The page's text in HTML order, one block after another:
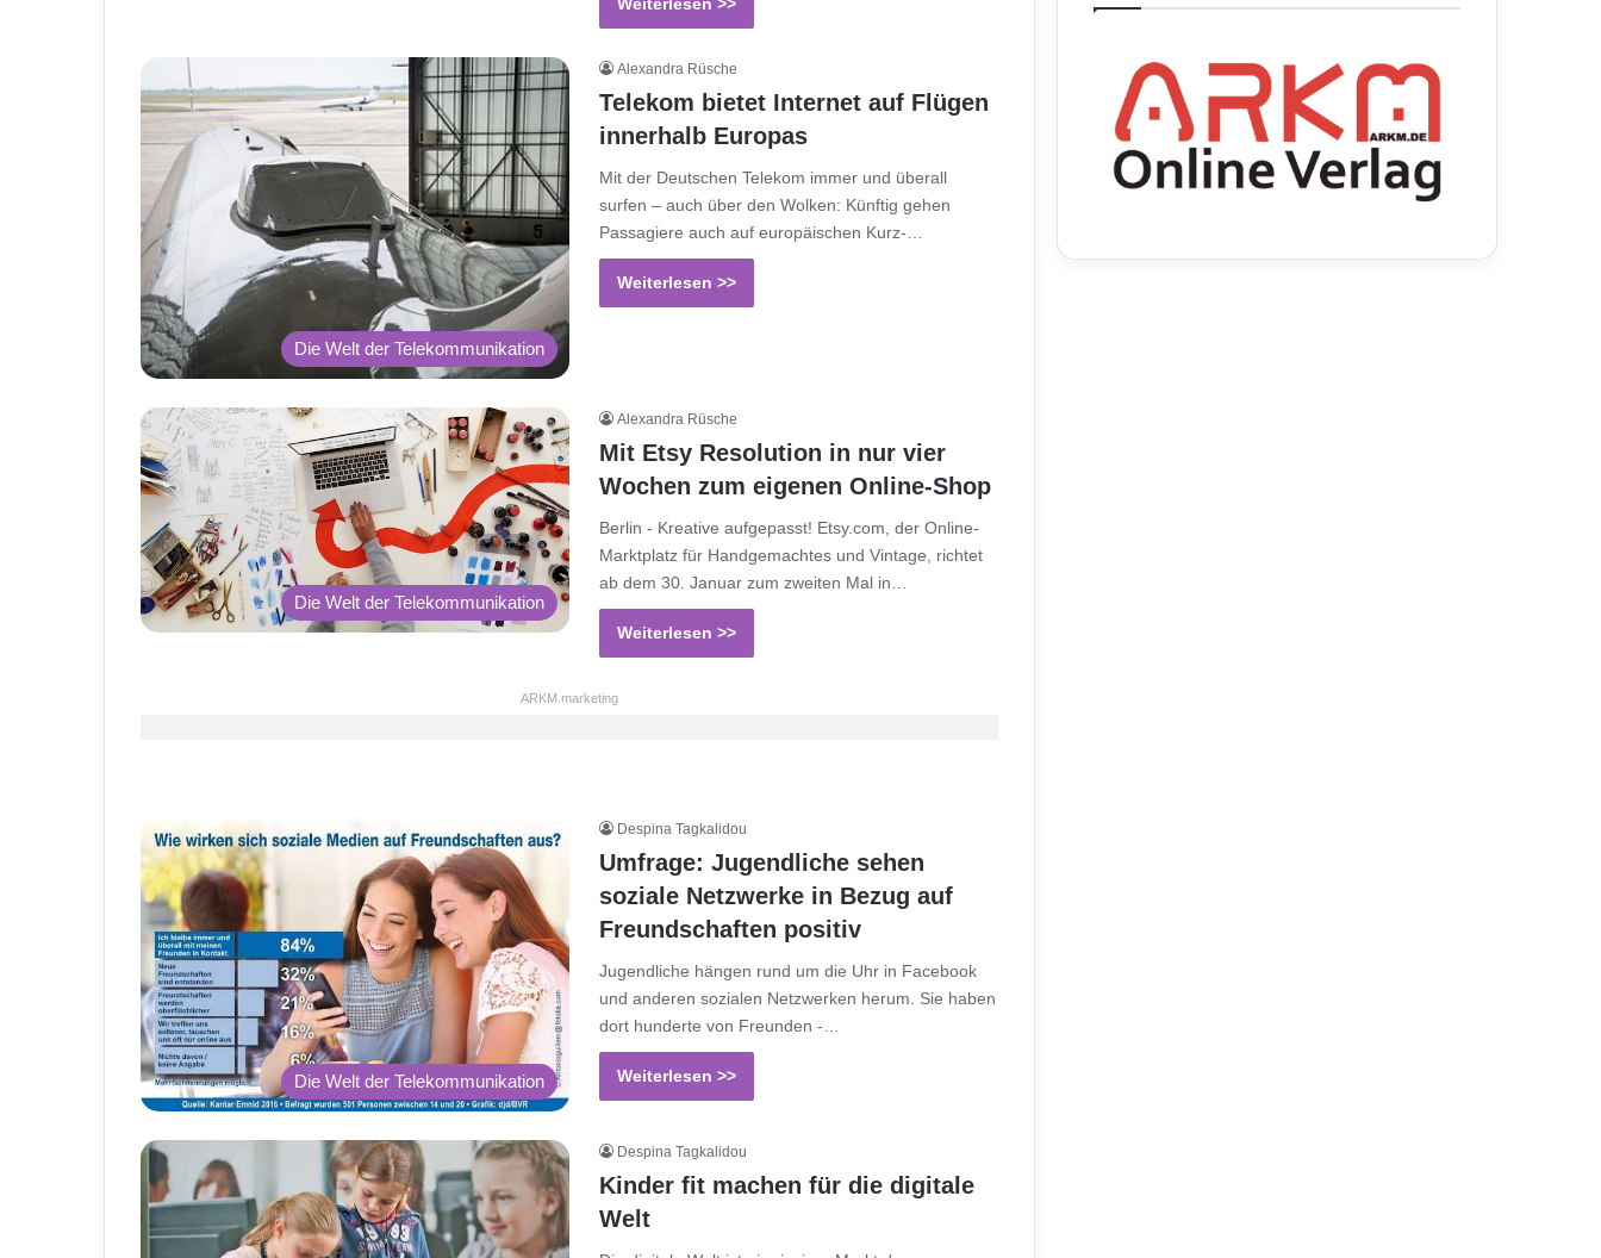
Die Welt der Telekommunikation
Alexandra Rüsche
Telekom bietet Internet auf Flügen
innerhalb Europas
Mit der Deutschen Telekom immer und überall
surfen – auch über den Wolken: Künftig gehen
Passagiere auch auf europäischen Kurz-…
Weiterlesen >>
Die Welt der Telekommunikation
Alexandra Rüsche
Mit Etsy Resolution in nur vier
Wochen zum eigenen Online-Shop
Berlin - Kreative aufgepasst! Etsy.com, der Online-
Marktplatz für Handgemachtes und Vintage, richtet
ab dem 30. Januar zum zweiten Mal in…
Weiterlesen >>
ARKM.marketing
Die Welt der Telekommunikation
Despina Tagkalidou
Umfrage: Jugendliche sehen
soziale Netzwerke in Bezug auf
Freundschaften positiv
Jugendliche hängen rund um die Uhr in Facebook
und anderen sozialen Netzwerken herum. Sie haben
dort hunderte von Freunden -…
Weiterlesen >>
Despina Tagkalidou
Kinder fit machen für die digitale
Welt